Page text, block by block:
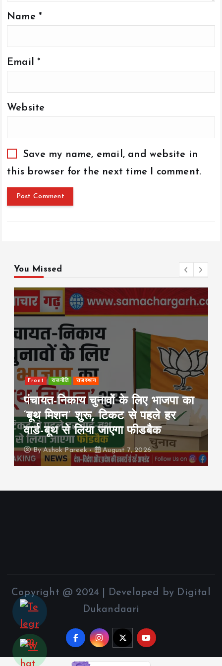
Name *
Email *
Website
Save my name, email, and website in
this browser for the next time I comment.
You Missed
राजस्थान
चुनावों के लिए भाजपा का
शुरू, टिकट से पहले हर
से लिया जाएगा फीडबैक
Pareek August 7, 2026
Front
पटना में
गाड़ियां
जलाई,
ByAshok
Copyright @ 2024 | Developed by Digital
Dukandaari